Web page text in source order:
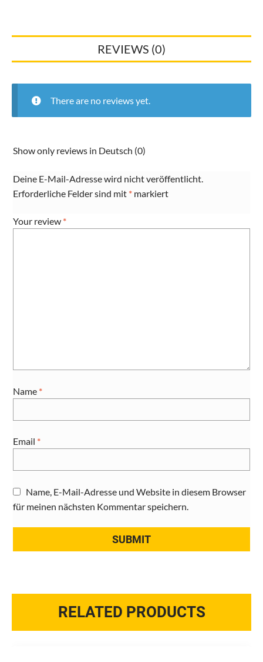
REVIEWS (0)
There are no reviews yet.
Show only reviews in Deutsch (0)
Deine E-Mail-Adresse wird nicht veröffentlicht.
Erforderliche Felder sind mit * markiert
Your review *
Name *
Email *
Name, E-Mail-Adresse und Website in diesem Browser
für meinen nächsten Kommentar speichern.
RELATED PRODUCTS